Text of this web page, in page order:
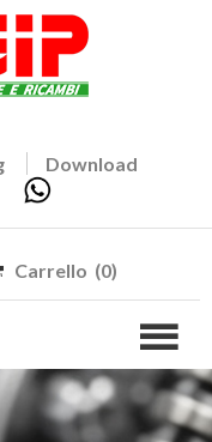
Download
Carrello (0)